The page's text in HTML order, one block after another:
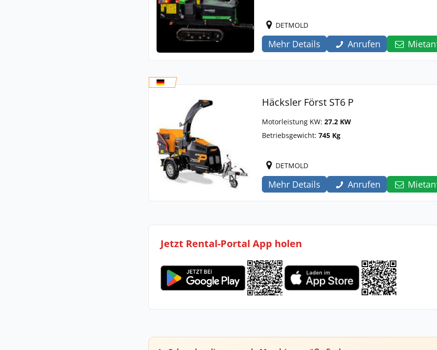
DETMOLD
Mehr Details Anrufen
Häcksler Först ST6 P
Motorleistung KW: 27.2 KW
Betriebsgewicht: 745 Kg
DETMOLD
Mehr Details Anrufen
Jetzt Rental-Portal App holen